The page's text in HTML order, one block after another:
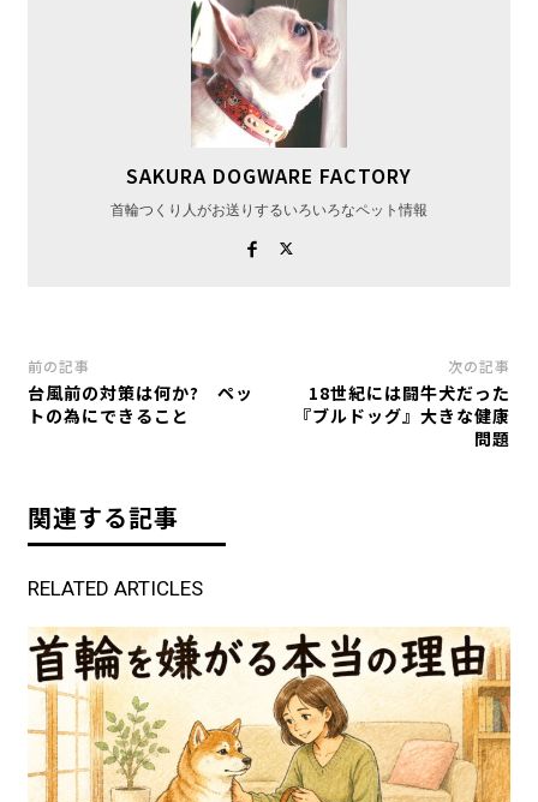
SAKURA DOGWARE FACTORY
首輪つくり人がお送りするいろいろなペット情報
前の記事
台風前の対策は何か? ペッ
トの為にできること
次の記事
18世紀には闘牛犬だった
『ブルドッグ』大きな健康
問題
関連する記事
RELATED ARTICLES